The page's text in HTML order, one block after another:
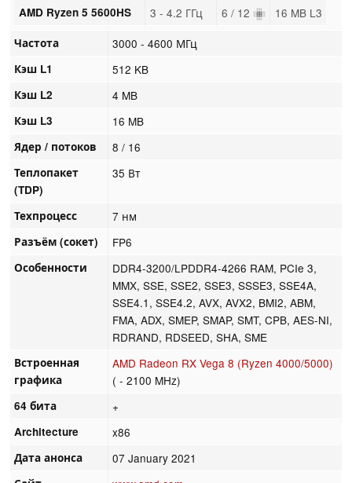
AMD Ryzen 5 5600HS 3 - 4.2 ГГц 6 / 12 16 MB L3
Частота 3000 - 4600 МГц
Кэш L1 512 KB
Кэш L2 4 MB
Кэш L3 16 MB
Ядер / потоков 8 / 16
Теплопакет
(TDP)
35 Вт
Техпроцесс 7 нм
Разъём (сокет) FP6
Особенности
DDR4-3200/LPDDR4-4266 RAM, PCIe 3,
MMX, SSE, SSE2, SSE3, SSSE3, SSE4A,
SSE4.1, SSE4.2, AVX, AVX2, BMI2, ABM,
FMA, ADX, SMEP, SMAP, SMT, CPB, AES-NI,
RDRAND, RDSEED, SHA, SME
Встроенная
графика
AMD Radeon RX Vega 8 (Ryzen 4000/5000)
( - 2100 MHz)
64 бита +
Architecture x86
Дата анонса 07 January 2021